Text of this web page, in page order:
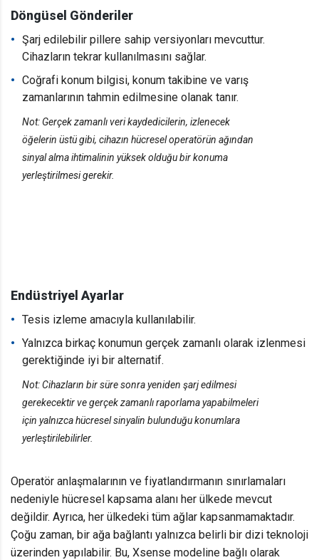
Döngüsel Gönderiler
Şarj edilebilir pillere sahip versiyonları mevcuttur.
Cihazların tekrar kullanılmasını sağlar.
Coğrafi konum bilgisi, konum takibine ve varış
zamanlarının tahmin edilmesine olanak tanır.
Not: Gerçek zamanlı veri kaydedicilerin, izlenecek
öğelerin üstü gibi, cihazın hücresel operatörün ağından
sinyal alma ihtimalinin yüksek olduğu bir konuma
yerleştirilmesi gerekir.
Endüstriyel Ayarlar
Tesis izleme amacıyla kullanılabilir.
Yalnızca birkaç konumun gerçek zamanlı olarak izlenmesi
gerektiğinde iyi bir alternatif.
Not: Cihazların bir süre sonra yeniden şarj edilmesi
gerekecektir ve gerçek zamanlı raporlama yapabilmeleri
için yalnızca hücresel sinyalin bulunduğu konumlara
yerleştirilebilirler.
Operatör anlaşmalarının ve fiyatlandırmanın sınırlamaları
nedeniyle hücresel kapsama alanı her ülkede mevcut
değildir. Ayrıca, her ülkedeki tüm ağlar kapsanmamaktadır.
Çoğu zaman, bir ağa bağlantı yalnızca belirli bir dizi teknoloji
üzerinden yapılabilir. Bu, Xsense modeline bağlı olarak